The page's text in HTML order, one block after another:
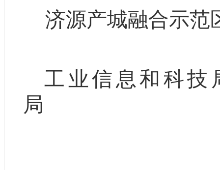
济源产城融合示范
工业信息和 科技
局